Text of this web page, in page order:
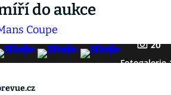
do aukce
20
Fotogalerie